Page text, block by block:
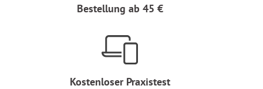
Bestellung ab 45 €
Kostenloser Praxistest